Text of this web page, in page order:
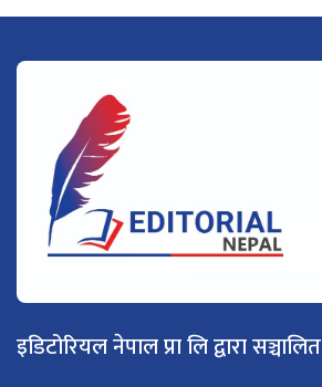
इडिटोरियल नेपाल प्रा लि द्वारा सञ्चालित